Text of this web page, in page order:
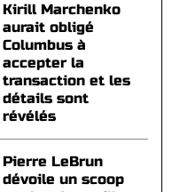
Kirill Marchenko
aurait obligé
Columbus à
accepter la
transaction et les
détails sont
révélés
Pierre LeBrun
dévoile un scoop